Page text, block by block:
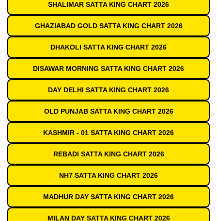
SHALIMAR SATTA KING CHART 2026
GHAZIABAD GOLD SATTA KING CHART 2026
DHAKOLI SATTA KING CHART 2026
DISAWAR MORNING SATTA KING CHART 2026
DAY DELHI SATTA KING CHART 2026
OLD PUNJAB SATTA KING CHART 2026
KASHMIR - 01 SATTA KING CHART 2026
REBADI SATTA KING CHART 2026
NH7 SATTA KING CHART 2026
MADHUR DAY SATTA KING CHART 2026
MILAN DAY SATTA KING CHART 2026